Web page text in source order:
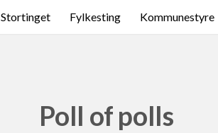
Stortinget Fylkesting Kommunestyre
Poll of polls